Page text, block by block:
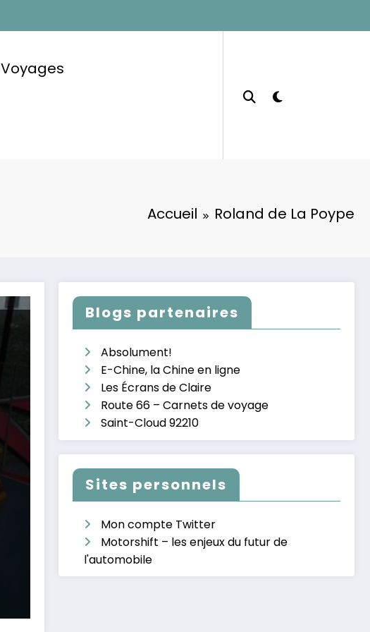
Voyages
Accueil Roland de La Poype
Blogs partenaires
Absolument!
E-Chine, la Chine en ligne
Les Écrans de Claire
Route 66 – Carnets de voyage
Saint-Cloud 92210
Sites personnels
Mon compte Twitter
Motorshift – les enjeux du futur de
l'automobile